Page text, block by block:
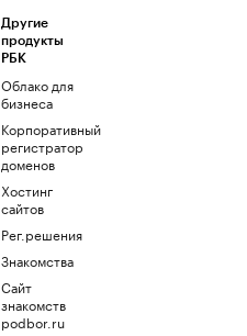
Другие
продукты
РБК
Облако для
бизнеса
Корпоративный
регистратор
доменов
Хостинг
сайтов
Рег.решения
Знакомства
Сайт
знакомств
podbor.ru